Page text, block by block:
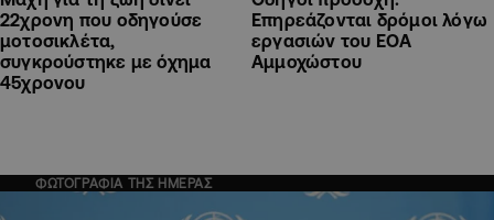
22χρονη που οδηγούσε
μοτοσικλέτα,
συγκρούστηκε με όχημα
45χρονου
Επηρεάζονται δρόμοι λόγω
εργασιών του ΕΟΑ
Αμμοχώστου
ΦΩΤΟΓΡΑΦΙΑ ΤΗΣ ΗΜΕΡΑΣ